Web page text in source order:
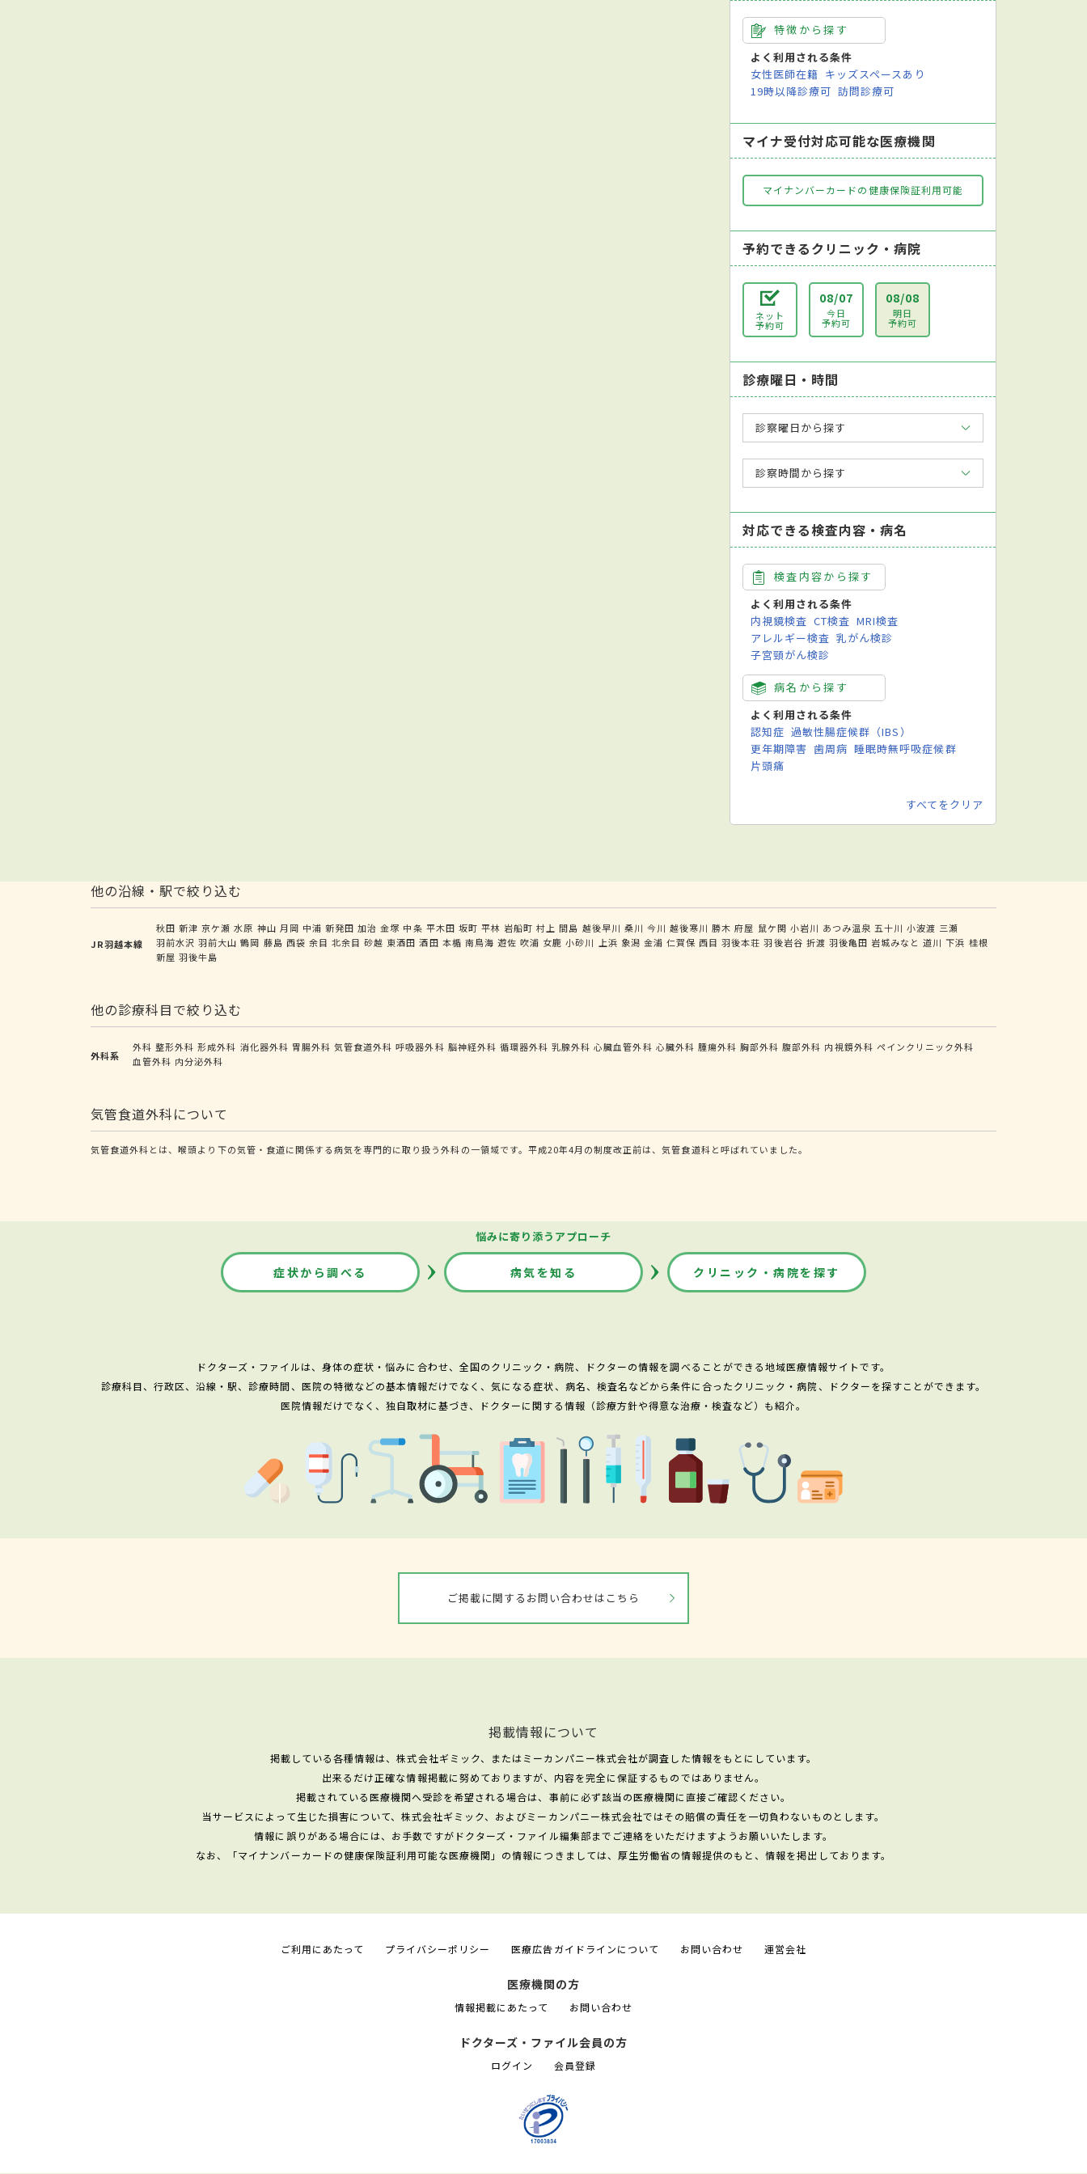
特徴から探す
よく利用される条件
女性医師在籍 キッズスペースあり
19時以降診療可 訪問診療可
マイナ受付対応可能な医療機関
マイナンバーカードの健康保険証利用可能
予約できるクリニック・病院
ネット
予約可
08/07
今日
予約可
08/08
明日
予約可
診療曜日・時間
診察曜日から探す
診察時間から探す
対応できる検査内容・病名
検査内容から探す
よく利用される条件
内視鏡検査 CT検査 MRI検査
アレルギー検査 乳がん検診
子宮頸がん検診
病名から探す
よく利用される条件
認知症 過敏性腸症候群（IBS）
更年期障害 歯周病 睡眠時無呼吸症候群
片頭痛
すべてをクリア
他の沿線・駅で絞り込む
JR羽越本線
秋田 新津 京ケ瀬 水原 神山 月岡 中浦 新発田 加治 金塚 中条 平木田 坂町 平林 岩船町 村上 間島 越後早川 桑川 今川 越後寒川 勝木 府屋 鼠ケ関 小岩川 あつみ温泉 五十川 小波渡 三瀬
羽前水沢 羽前大山 鶴岡 藤島 西袋 余目 北余目 砂越 東酒田 酒田 本楯 南鳥海 遊佐 吹浦 女鹿 小砂川 上浜 象潟 金浦 仁賀保 西目 羽後本荘 羽後岩谷 折渡 羽後亀田 岩城みなと 道川 下浜 桂根
新屋 羽後牛島
他の診療科目で絞り込む
外科系
外科 整形外科 形成外科 消化器外科 胃腸外科 気管食道外科 呼吸器外科 脳神経外科 循環器外科 乳腺外科 心臓血管外科 心臓外科 腫瘍外科 胸部外科 腹部外科 内視鏡外科 ペインクリニック外科
血管外科 内分泌外科
気管食道外科について
気管食道外科とは、喉頭より下の気管・食道に関係する病気を専門的に取り扱う外科の一領域です。平成20年4月の制度改正前は、気管食道科と呼ばれていました。
悩みに寄り添うアプローチ
症状から調べる 病気を知る クリニック・病院を探す
ドクターズ・ファイルは、身体の症状・悩みに合わせ、全国のクリニック・病院、ドクターの情報を調べることができる地域医療情報サイトです。
診療科目、行政区、沿線・駅、診療時間、医院の特徴などの基本情報だけでなく、気になる症状、病名、検査名などから条件に合ったクリニック・病院、ドクターを探すことができます。
医院情報だけでなく、独自取材に基づき、ドクターに関する情報（診療方針や得意な治療・検査など）も紹介。
ご掲載に関するお問い合わせはこちら
掲載情報について
掲載している各種情報は、株式会社ギミック、またはミーカンパニー株式会社が調査した情報をもとにしています。
出来るだけ正確な情報掲載に努めておりますが、内容を完全に保証するものではありません。
掲載されている医療機関へ受診を希望される場合は、事前に必ず該当の医療機関に直接ご確認ください。
当サービスによって生じた損害について、株式会社ギミック、およびミーカンパニー株式会社ではその賠償の責任を一切負わないものとします。
情報に誤りがある場合には、お手数ですがドクターズ・ファイル編集部までご連絡をいただけますようお願いいたします。
なお、「マイナンバーカードの健康保険証利用可能な医療機関」の情報につきましては、厚生労働省の情報提供のもと、情報を掲出しております。
ご利用にあたって プライバシーポリシー 医療広告ガイドラインについて お問い合わせ 運営会社
医療機関の方
情報掲載にあたって お問い合わせ
ドクターズ・ファイル会員の方
ログイン 会員登録